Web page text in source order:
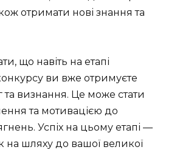
отримати нові знання та
що навіть на етапі
ви вже отримуєте
визнання. Це може стати
та мотивацією до
Успіх на цьому етапі —
на шляху до вашої великої